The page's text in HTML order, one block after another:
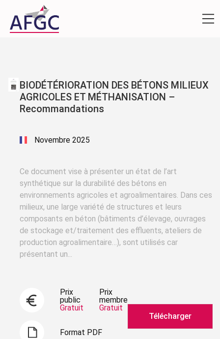
BIODÉTÉRIORATION DES BÉTONS MILIEUX
AGRICOLES ET MÉTHANISATION –
Recommandations
Novembre 2025
Ce document vise à présenter un état de l’art
synthétique sur la durabilité des bétons en
environnements agricoles et agroalimentaires. Dans ces
milieux, une large variété de structures et leurs
composants en béton (bâtiments d’élevage, ouvrages
de stockage et/traitement des effluents, ateliers de
production agroalimentaire…), sont utilisés car
présentant un...
Prix
public
Gratuit
Prix
membre
Gratuit
Format PDF
Télécharger